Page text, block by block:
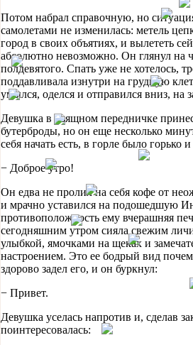
Потом набрал справочную, но
самолетами не изменилась: метель
город в своих объятиях, и вылететь
абсолютно невозможно. Он глянул на
полдевятого. Спать уже не хотелось,
поддавливала изнутри на грудную
умылся, оделся и отправился вниз, на
Девушка в изящном передничке
бутерброды, но он еще несколько
себя начать есть, в горле было горько
− Доброе утро!
Он едва не пролил на себя кофе от
и мрачно уставился на подошедшую
противоположность ему вчерашняя
сегодняшним утром сияла свежим
улыбкой, ямочками на щеках и
настроением. Это ее бодрый вид
здорово задел его, и он буркнул:
− Привет.
Девушка уселась напротив и, сделав
поинтересовалась: